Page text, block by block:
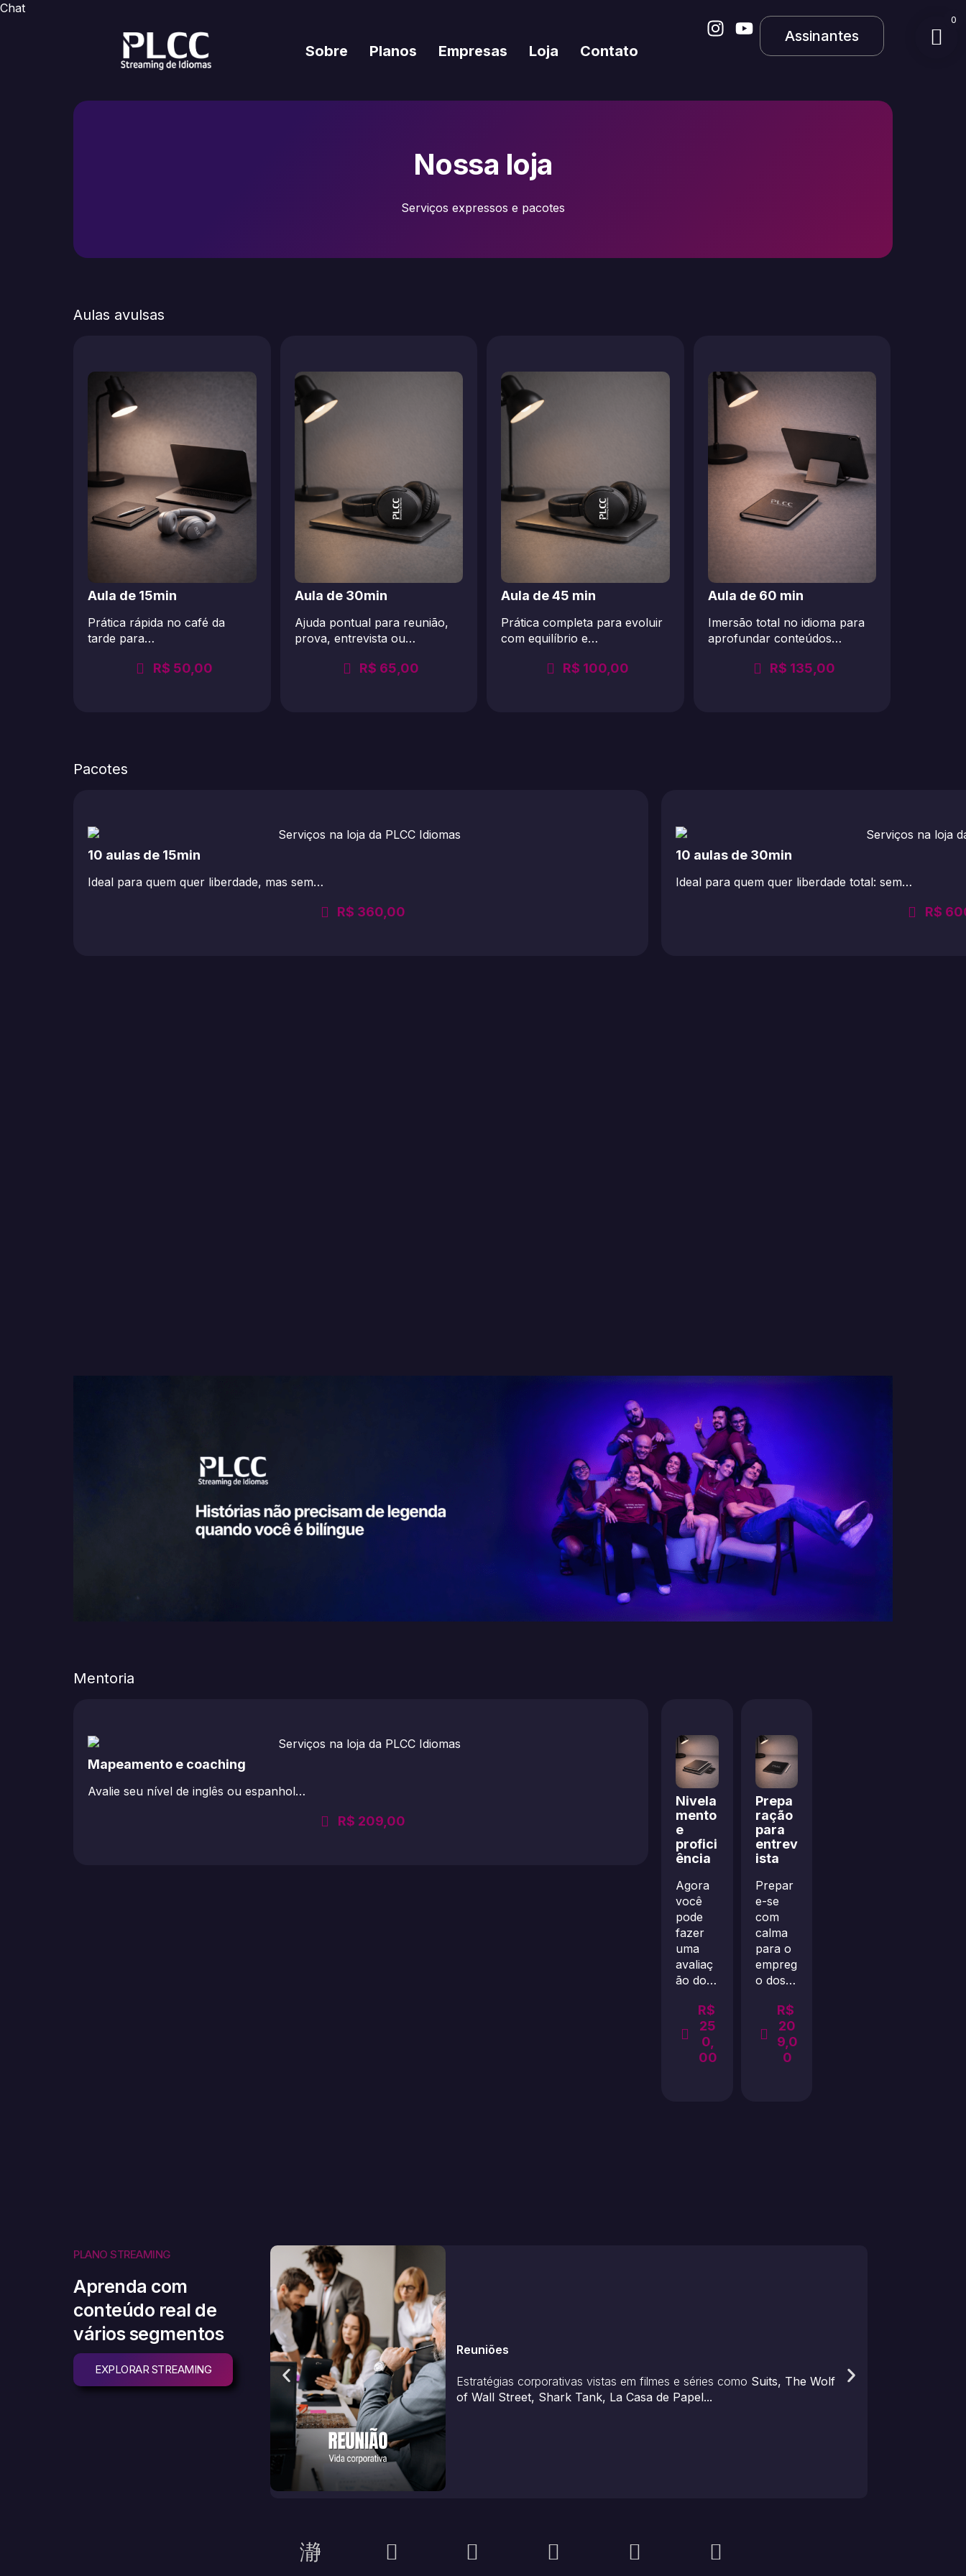
Chat
Sobre Planos Empresas Loja Contato
Assinantes
Nossa loja
Serviços expressos e pacotes
Aulas avulsas
Aula de 15min
Prática rápida no café da
tarde para…
R$ 50,00
Aula de 30min
Ajuda pontual para reunião,
prova, entrevista ou…
R$ 65,00
Aula de 45 min
Prática completa para evoluir
com equilíbrio e…
R$ 100,00
Aula de 60 min
Imersão total no idioma para
aprofundar conteúdos…
R$ 135,00
Pacotes
10 aulas de 15min
Ideal para quem quer liberdade, mas sem…
R$ 360,00
10 aulas de 30min
Ideal para quem quer liberdade total: sem…
R$
Mentoria
Mapeamento e coaching
Avalie seu nível de inglês ou espanhol…
R$ 209,00
Nivela
mento
e
profici
ência
Agora
você
pode
fazer
uma
avaliaç
ão do…
R$
25
0,
00
Prepa
ração
para
entrev
ista
Prepar
e-se
com
calma
para o
empreg
o dos…
R$
20
9,0
0
PLANO STREAMING
Aprenda com
conteúdo real de
vários segmentos
EXPLORAR STREAMING
Reuniões
Estratégias corporativas vistas em filmes e séries como Suits, The Wolf
of Wall Street, Shark Tank, La Casa de Papel...
0